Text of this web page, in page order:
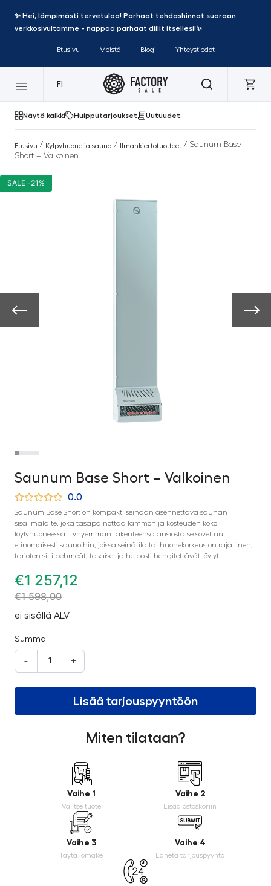
✨ Hei, lämpimästi tervetuloa! Parhaat tehdashinnat suoraan
verkkosivultamme - nappaa parhaat diilit itsellesi!✨
Etusivu Meistä Blogi Yhteystiedot
FI
Näytä kaikki Huipputarjoukset Uutuudet
Etusivu / Kylpyhuone ja sauna / Ilmankiertotuotteet / Saunum Base
Short – Valkoinen
SALE -21%
Saunum Base Short – Valkoinen
0.0
Saunum Base Short on kompakti seinään asennettava saunan
sisäilmalaite, joka tasapainottaa lämmön ja kosteuden koko
löylyhuoneessa. Lyhyemmän rakenteensa ansiosta se soveltuu
erinomaisesti saunoihin, joissa seinätila tai huonekorkeus on rajallinen,
tarjoten silti pehmeät, tasaiset ja helposti hengitettävät löylyt.
€1 257,12
€1 598,00
ei sisällä ALV
Summa
- +
Lisää tarjouspyyntöön
Miten tilataan?
Vaihe 1
Valitse tuote
Vaihe 2
Lisää ostoskoriin
Vaihe 3
Täytä lomake
Vaihe 4
Lähetä tarjouspyyntö